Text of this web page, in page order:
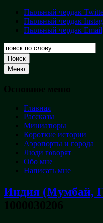
Перейти
содержимому
Пыльный
чердак
Творческая
кладовая
Пыльный чердак
Пыльный чердак
Пыльный чердак Email
Поиск
Меню
Основное меню
Главная
Рассказы
Миниатюры
Короткие истории
Аэропорты и города
Люди говорят
Обо мне
Написать мне
Индия (Мумбай,
1000030206